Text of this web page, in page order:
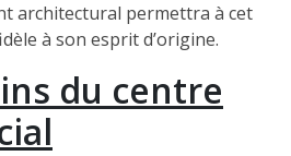
architectural permettra à cet
à son esprit d’origine.
du centre